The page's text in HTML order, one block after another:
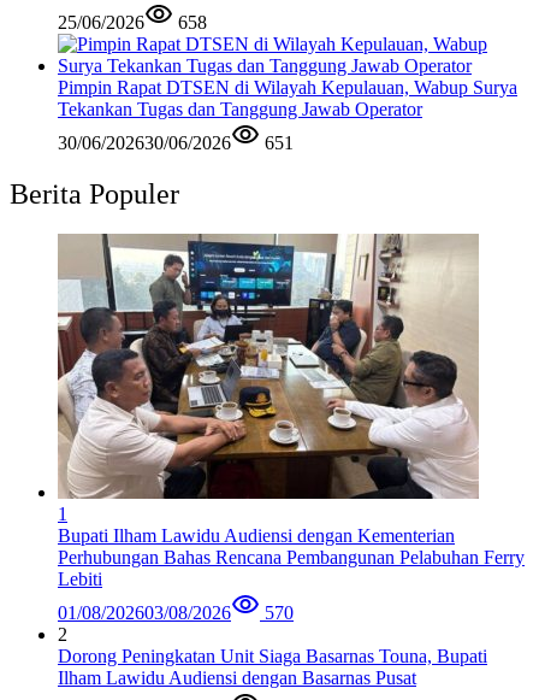
25/06/2026
658
Pimpin Rapat DTSEN di Wilayah Kepulauan, Wabup Surya
Tekankan Tugas dan Tanggung Jawab Operator
30/06/202630/06/2026 651
Berita Populer
1
Bupati Ilham Lawidu Audiensi dengan Kementerian
Perhubungan Bahas Rencana Pembangunan Pelabuhan Ferry
Lebiti
01/08/202603/08/2026
570
2
Dorong Peningkatan Unit Siaga Basarnas Touna, Bupati
Ilham Lawidu Audiensi dengan Basarnas Pusat